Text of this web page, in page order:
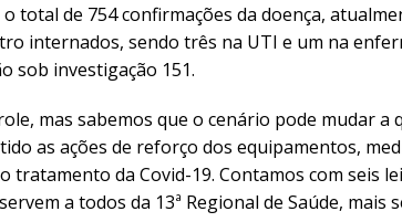
total de 754 confirmações da doença,
internados, sendo três na UTI e um na
sob investigação 151.
mas sabemos que o cenário pode mudar a
as ações de reforço dos equipamentos,
tratamento da Covid-19. Contamos com seis
a todos da 13ª Regional de Saúde, mais